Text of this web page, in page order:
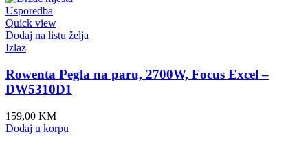
Usporedba
Quick view
Dodaj na listu želja
Izlaz
Rowenta Pegla na paru, 2700W, Focus Excel –
DW5310D1
159,00 KM
Dodaj u korpu